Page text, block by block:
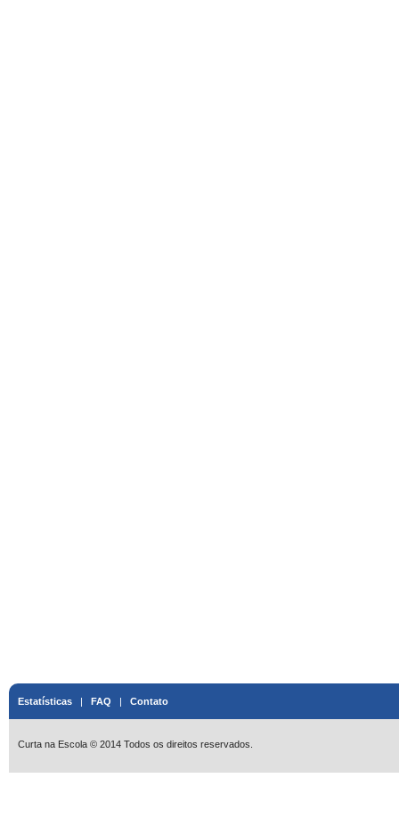
Estatísticas | FAQ | Contato
Curta na Escola © 2014 Todos os direitos reservados.